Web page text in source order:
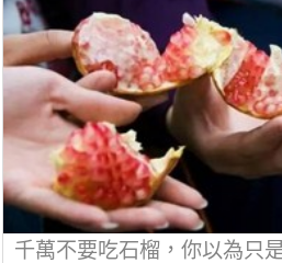
千萬不要吃石榴，你以為